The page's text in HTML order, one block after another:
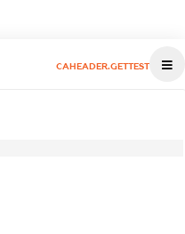
CAHEADER.GETTEST